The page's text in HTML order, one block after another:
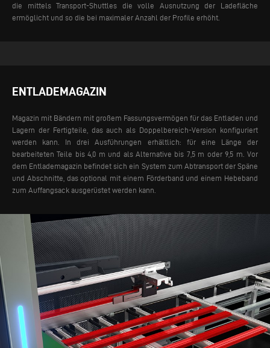
die mittels Transport-Shuttles die volle Ausnutzung der Ladefläche
ermöglicht und so die bei maximaler Anzahl der Profile erhöht.
ENTLADEMAGAZIN
Magazin mit Bändern mit großem Fassungsvermögen für das Entladen und
Lagern der Fertigteile, das auch als Doppelbereich-Version konfiguriert
werden kann. In drei Ausführungen erhältlich: für eine Länge der
bearbeiteten Teile bis 4,0 m und als Alternative bis 7,5 m oder 9,5 m. Vor
dem Entlademagazin befindet sich ein System zum Abtransport der Späne
und Abschnitte, das optional mit einem Förderband und einem Hebeband
zum Auffangsack ausgerüstet werden kann.